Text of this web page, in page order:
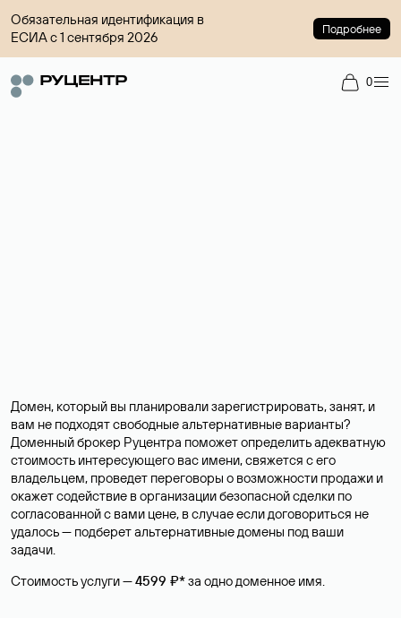
Обязательная идентификация в
ЕСИА с 1 сентября 2026
Подробнее
0
Домен, который вы планировали зарегистрировать, занят, и
вам не подходят свободные альтернативные варианты?
Доменный брокер Руцентра поможет определить адекватную
стоимость интересующего вас имени, свяжется с его
владельцем, проведет переговоры о возможности продажи и
окажет содействие в организации безопасной сделки по
согласованной с вами цене, в случае если договориться не
удалось — подберет альтернативные домены под ваши
задачи.
Стоимость услуги —4599 ₽*за одно доменное имя.